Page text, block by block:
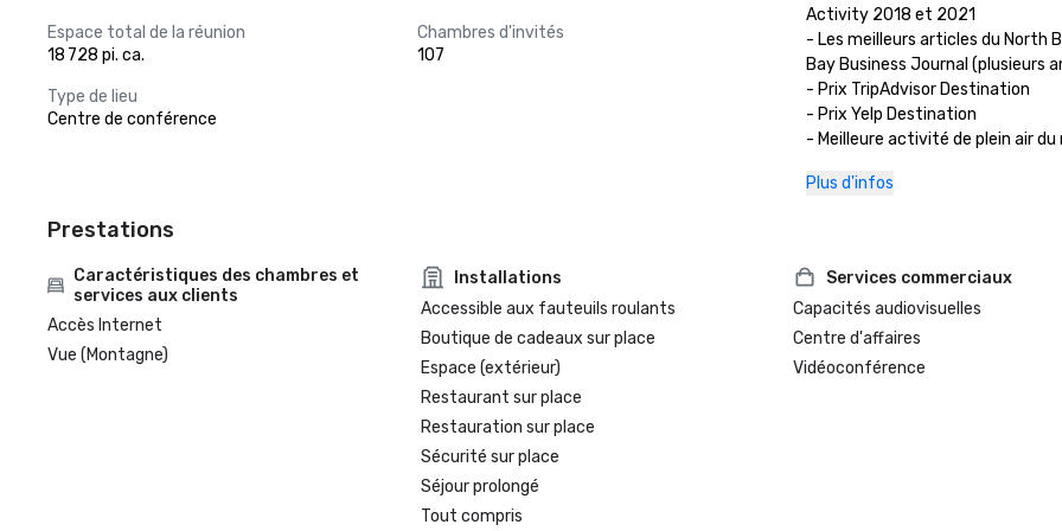
Espace total de la réunion
18 728 pi. ca.
Chambres d'invités
107
Type de lieu
Centre de conférence
Activity 2018 et 2021
- Les meilleurs articles du North
Bay Business Journal (plusieurs
- Prix TripAdvisor Destination
- Prix Yelp Destination
- Meilleure activité de plein air du
Plus d'infos
Prestations
Caractéristiques des chambres et
services aux clients
Accès Internet
Vue (Montagne)
Installations
Accessible aux fauteuils roulants
Boutique de cadeaux sur place
Espace (extérieur)
Restaurant sur place
Restauration sur place
Sécurité sur place
Séjour prolongé
Tout compris
Services commerciaux
Capacités audiovisuelles
Centre d'affaires
Vidéoconférence